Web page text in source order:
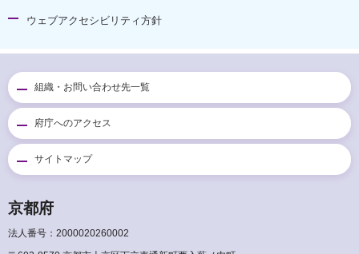
ウェブアクセシビリティ方針
組織・お問い合わせ先一覧
府庁へのアクセス
サイトマップ
京都府
法人番号：2000020260002